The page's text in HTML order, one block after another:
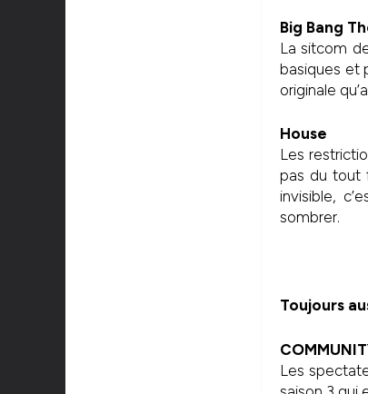
Big Bang
La sitcom
basiques et
originale
House
Les
pas du tout
invisible,
sombrer.
Toujours
Les